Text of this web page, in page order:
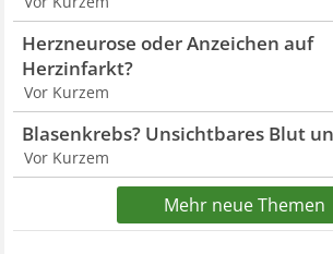
Herzneurose oder Anzeichen auf
Herzinfarkt?
Vor Kurzem
Blasenkrebs? Unsichtbares Blut
Vor Kurzem
Mehr neue Themen